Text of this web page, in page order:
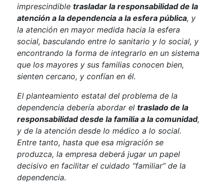
imprescindible trasladar la responsabilidad de la
atención a la dependencia a la esfera pública, y
la atención en mayor medida hacia la esfera
social, basculando entre lo sanitario y lo social, y
encontrando la forma de integrarlo en un sistema
que los mayores y sus familias conocen bien,
sienten cercano, y confían en él.
El planteamiento estatal del problema de la
dependencia debería abordar el traslado de la
responsabilidad desde la familia a la comunidad,
y de la atención desde lo médico a lo social.
Entre tanto, hasta que esa migración se
produzca, la empresa deberá jugar un papel
decisivo en facilitar el cuidado “familiar” de la
dependencia.